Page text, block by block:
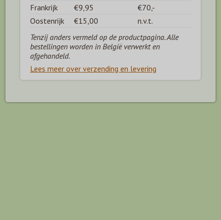
Frankrijk
€9,95
€70,-
Oostenrijk
€15,00
n.v.t.
Tenzij anders vermeld op de productpagina. Alle
bestellingen worden in België verwerkt en
afgehandeld.
Lees meer over verzending en levering